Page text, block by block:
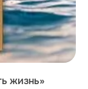
жизнь»